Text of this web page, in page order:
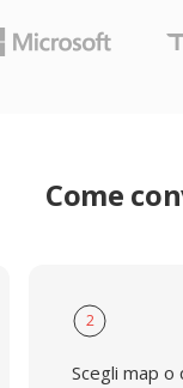
Come
2
Scegli map